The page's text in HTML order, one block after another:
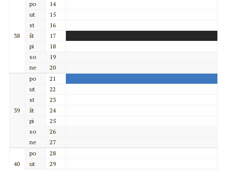
38
po
14
ut
15
st
16
št
17
pi
18
so
19
ne
20
39
po
21
ut
22
st
23
št
24
pi
25
so
26
ne
27
40
po
28
ut
29